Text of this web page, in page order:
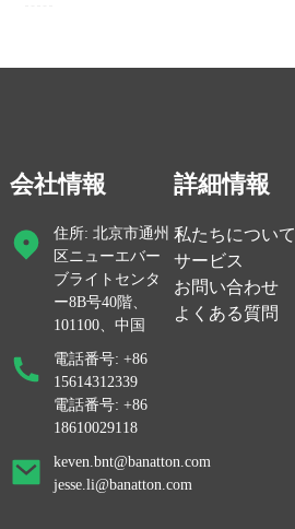
会社情報
住所: 北京市通州
区ニューエバー
ブライトセンタ
ー8B号40階、
101100、中国
電話番号: +86
15614312339
電話番号: +86
18610029118
keven.bnt@banatton.com
jesse.li@banatton.com
詳細情報
私たちについて
サービス
お問い合わせ
よくある質問